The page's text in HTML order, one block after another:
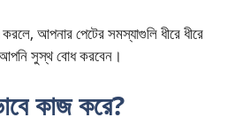
আপনার পেটের সমস্যাগুলি ধীরে ধীরে
সুস্থ বোধ করবেন।
কাজ করে?